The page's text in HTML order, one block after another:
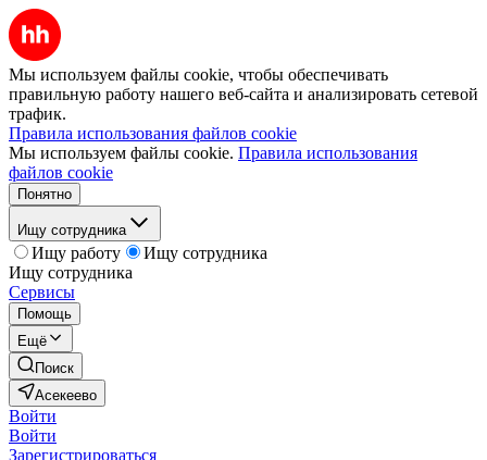
Мы используем файлы cookie, чтобы обеспечивать
правильную работу нашего веб-сайта и анализировать сетевой
трафик.
Правила использования файлов cookie
Мы используем файлы cookie. Правила использования
файлов cookie
Понятно
Ищу сотрудника
Ищу работу
Ищу сотрудника
Ищу сотрудника
Сервисы
Помощь
Ещё
Поиск
Асекеево
Войти
Войти
Зарегистрироваться